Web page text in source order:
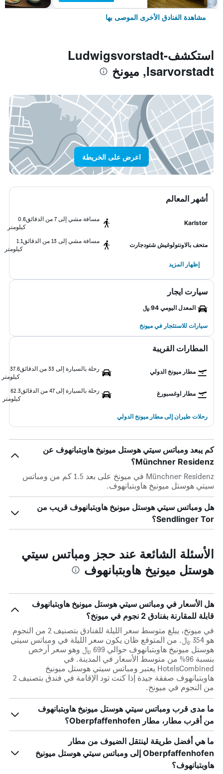
مشاهدة الفنادق الأخرى الموصى بها
استكشفLudwigsvorstadt-
Isarvorstadt, ميونخ
اعرض على الخريطة
أشهر المعالم
Karlstor
مسافة مشي إلى 7 من الدقائق
0.6
كيلومتر
متحف بالاونتولوغيش شتودجارت
مسافة مشي إلى 13 من الدقائق
1.1
كيلومتر
إظهار المزيد
سيارت ايجار
المعدل اليومي 94 ﷼
سيارات للاستئجار في ميونخ
المطارات القريبة
مطار ميونخ الدولي رحلة بالسيارة إلى 33 من الدقائق
37.6
كيلومتر
مطار اوغسبورغ رحلة بالسيارة إلى 47 من الدقائق
62.3
كيلومتر
رحلات طيران إلى مطار ميونخ الدولي
كم يبعد ومباتس سيتي هوستل ميونيخ هاوبتبانهوف عن
Münchner Residenz؟
Münchner Residenz في ميونخ على بعد 1.5 كم من ومباتس
سيتي هوستل ميونيخ هاوبتبانهوف.
هل ومباتس سيتي هوستل ميونيخ هاوبتبانهوف قريب من
Sendlinger Tor؟
الأسئلة الشائعة عند حجز ومباتس سيتي
هوستل ميونيخ هاوبتبانهوف
هل الأسعار في ومباتس سيتي هوستل ميونيخ هاوبتبانهوف
قابلة للمقارنة بفنادق 2 نجوم في ميونخ؟
في ميونخ، يبلغ متوسط ​​سعر الليلة للفنادق بتصنيف 2 من النجوم
هو 354 ﷼. من المتوقع ظان يكون سعر الليلة في ومباتس سيتي
هوستل ميونيخ هاوبتبانهوف حوالي 699 ﷼ وهو سعر أرخص
بنسبة 96% من متوسط الأسعار في المدينة. في
HotelsCombined يعتبر ومباتس سيتي هوستل ميونيخ
هاوبتبانهوف صفقة جيدة إذا كنت تود الإقامة في فندق بتصنيف 2
من النجوم في ميونخ.
ما مدى قرب ومباتس سيتي هوستل ميونيخ هاوبتبانهوف
من أقرب مطار، مطار Oberpfaffenhofen؟
ما هي أفضل طريقة لينتقل الضيوف من مطار
Oberpfaffenhofen إلى ومباتس سيتي هوستل ميونيخ
هاوبتبانهوف؟